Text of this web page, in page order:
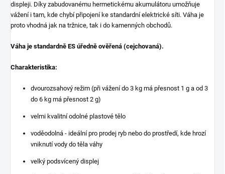
displeji. Díky zabudovanému hermetickému akumulátoru umožňuje
vážení i tam, kde chybí připojení ke standardní elektrické síti. Váha je
proto vhodná jak na tržnice, tak i do kamenných obchodů.
Váha je standardně ES úředně ověřená (cejchovaná).
Charakteristika:
dvourozsahový režim (při vážení do 3 kg má přesnost 1 g a od 3
do 6 kg má přesnost 2 g)
velmi kvalitní odolné plastové tělo
voděodolná - ideální pro prodej ryb nebo do prostředí, kde hrozí
vniknutí vody do těla váhy
velký podsvícený displej